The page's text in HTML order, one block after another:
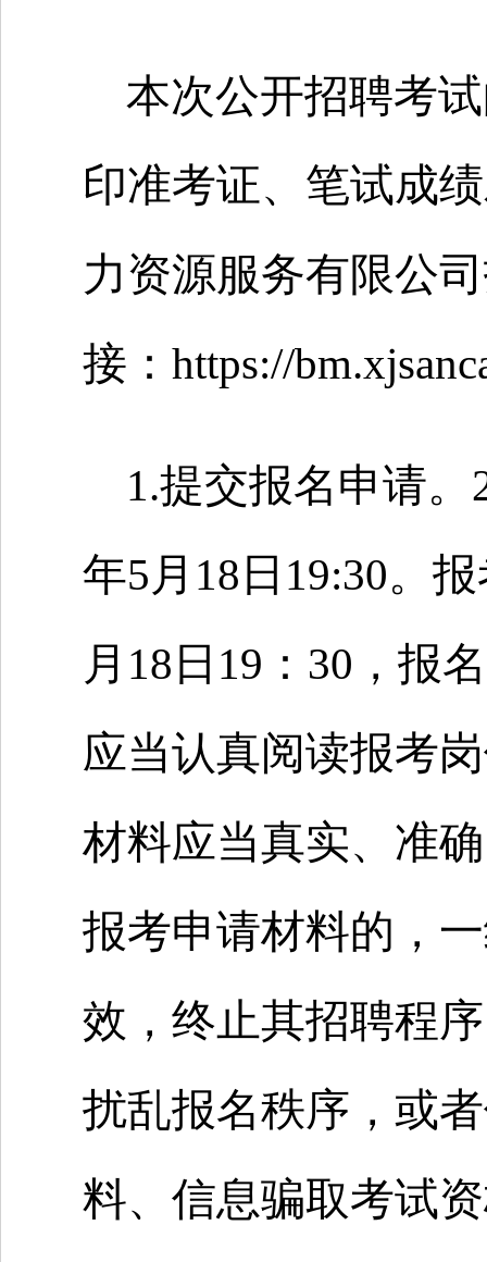
本次公开招聘考
印准考证、笔试成
力资源服务有限公
接：https://
1.提交报名申请。
年5月18日19:30。
月18日19：30，报
应当认真阅读报考
材料应当真实、准
报考申请材料的，
效，终止其招聘程
扰乱报名秩序，或
料、信息骗取考试